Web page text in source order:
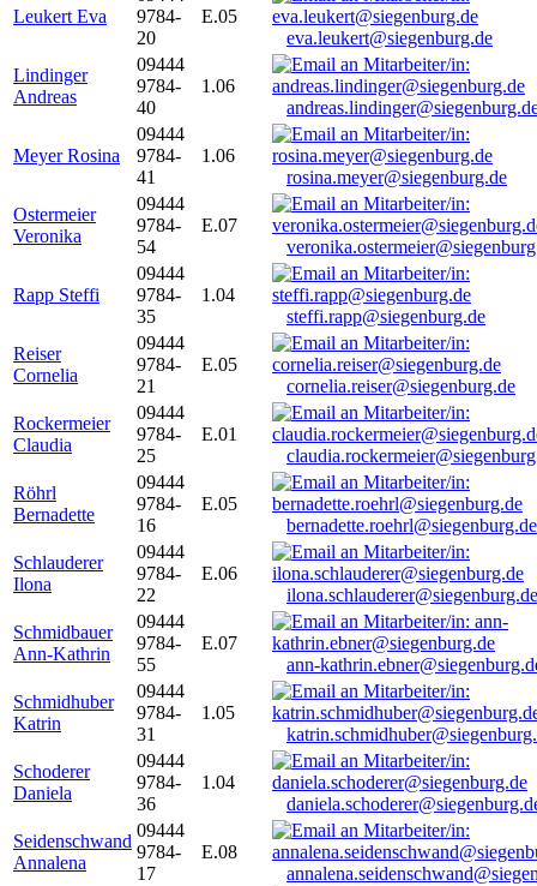
Leukert Eva
9784-
20
E.05
eva.leukert@siegenburg.de
Lindinger
Andreas
09444
9784-
40
1.06
Meyer Rosina
09444
9784-
41
1.06
rosina.meyer@siegenburg.de
Ostermeier
Veronika
09444
9784-
54
E.07
Rapp Steffi
09444
9784-
35
1.04
steffi.rapp@siegenburg.de
Reiser
Cornelia
09444
9784-
21
E.05
cornelia.reiser@siegenburg.de
Rockermeier
Claudia
09444
9784-
25
E.01
Röhrl
Bernadette
09444
9784-
16
E.05
bernadette.roehrl@siegenburg.de
Schlauderer
Ilona
09444
9784-
22
E.06
ilona.schlauderer@siegenburg.de
Schmidbauer
Ann-Kathrin
09444
9784-
55
E.07
ann-
Schmidhuber
Katrin
09444
9784-
31
1.05
Schoderer
Daniela
09444
9784-
36
1.04
Seidenschwand
Annalena
09444
9784-
17
E.08